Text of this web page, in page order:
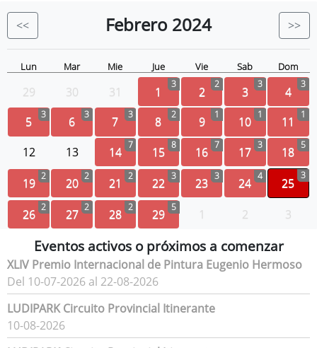
Eventos
<< Febrero 2024 >>
Lun Mar Mie Jue Vie Sab Dom
29 30 31 1 3 2 2 3 3 4 3
5 3 6 3 7 3 8 2 9 1 10 1 11 1
12 13 14 7 15 8 16 7 17 3 18 5
19 2 20 2 21 2 22 3 23 3 24 4 25
3
26 2 27 2 28 2 29 5 1 2 3
Eventos activos o próximos a comenzar
XLIV Premio Internacional de Pintura Eugenio Hermoso
Del 10-07-2026 al 22-08-2026
LUDIPARK Circuito Provincial Itinerante
10-08-2026